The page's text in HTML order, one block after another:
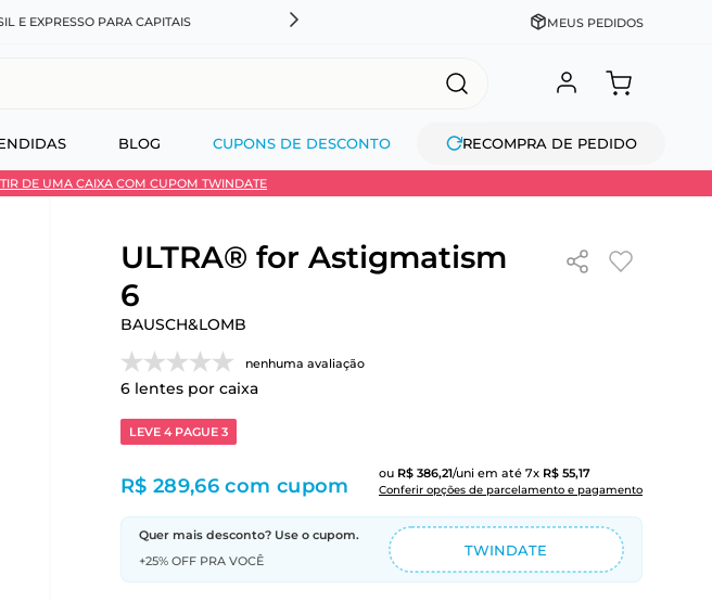
E EXPRESSO PARA CAPITAIS CADASTRE-SE GANHE 10% NA PRIMEIRA COMPRA +
MEUS PEDIDOS
BLOG CUPONS DE DESCONTO RECOMPRA DE PEDIDO
DE UMA CAIXA COM CUPOM TWINDATE
ULTRA® for Astigmatism
6
BAUSCH&LOMB
nenhuma avaliação
6lentes por caixa
LEVE 4 PAGUE 3
R$ 289,66 com cupom
ou R$ 386,21/uni em até 7x R$ 55,17
Conferir opções de parcelamento e pagamento
Quer mais desconto? Use o cupom.
+25% OFF PRA VOCÊ
TWINDATE